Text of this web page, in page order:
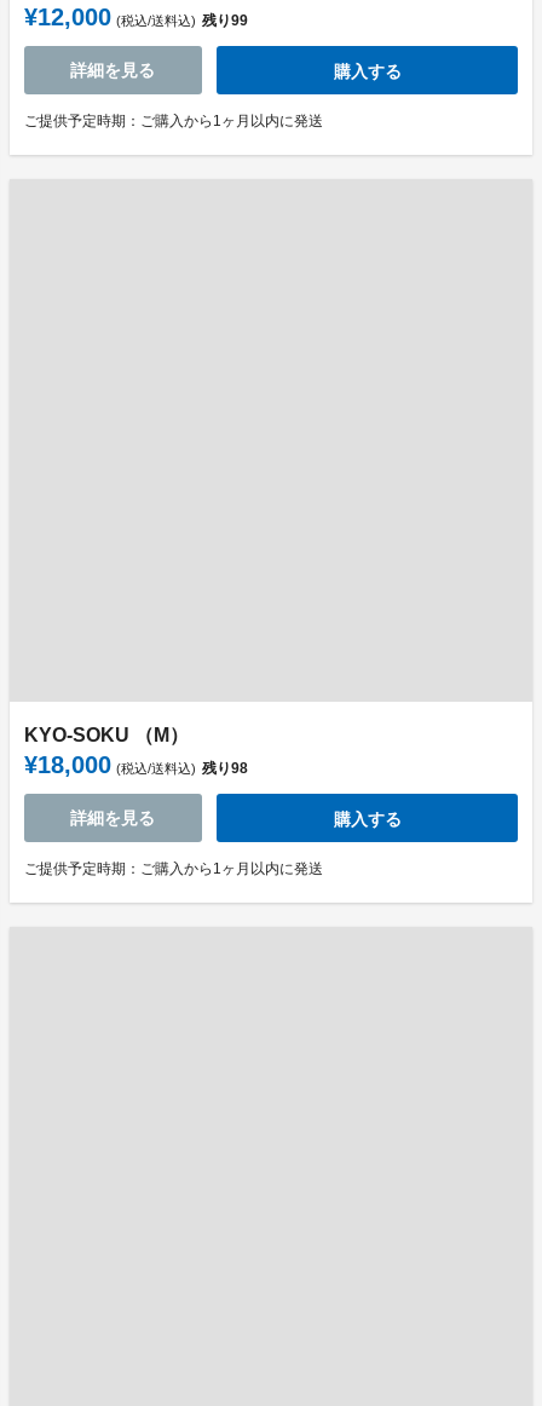
¥12,000 (税込/送料込) 残り99
詳細を見る 購入する
ご提供予定時期：ご購入から1ヶ月以内に発送
KYO-SOKU （M）
¥18,000 (税込/送料込) 残り98
詳細を見る 購入する
ご提供予定時期：ご購入から1ヶ月以内に発送